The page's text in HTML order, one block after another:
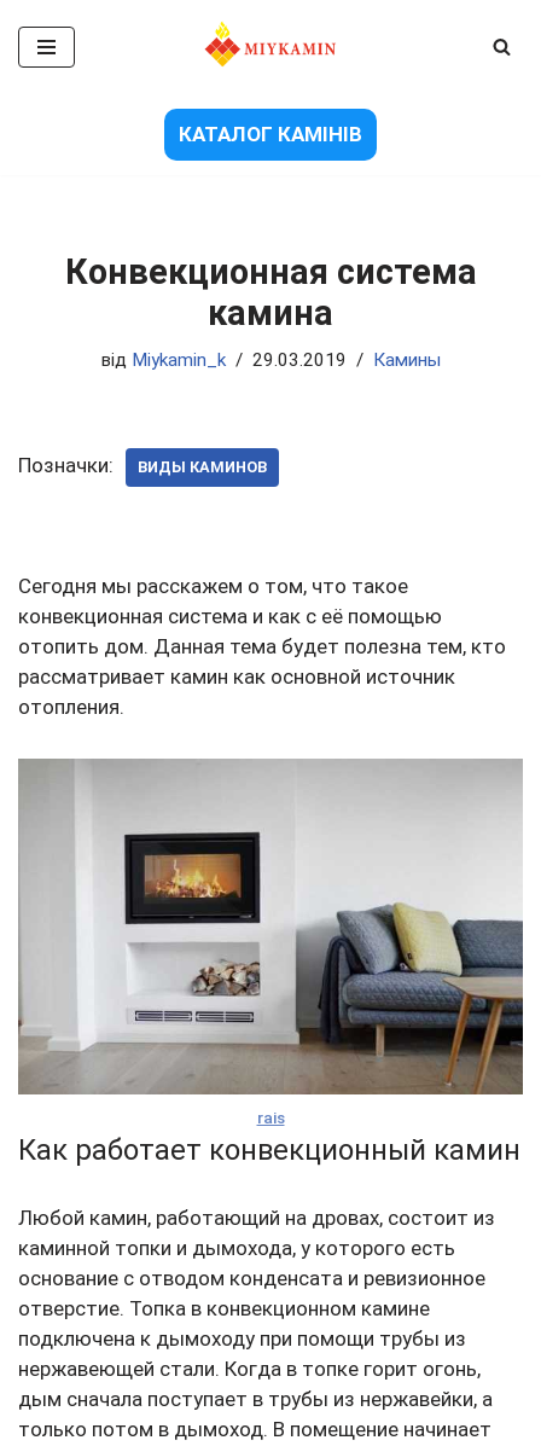
Перейти
КАТАЛОГ КАМІНІВ
Конвекционная система
камина
від Miykamin_k 29.03.2019 Камины
Позначки: ВИДЫ КАМИНОВ
Сегодня мы расскажем о том, что такое
конвекционная система и как с её помощью
отопить дом. Данная тема будет полезна тем, кто
рассматривает камин как основной источник
отопления.
rais
Как работает конвекционный камин
Любой камин, работающий на дровах, состоит из
каминной топки и дымохода, у которого есть
основание с отводом конденсата и ревизионное
отверстие. Топка в конвекционном камине
подключена к дымоходу при помощи трубы из
нержавеющей стали. Когда в топке горит огонь,
дым сначала поступает в трубы из нержавейки, а
только потом в дымоход. В помещение начинает